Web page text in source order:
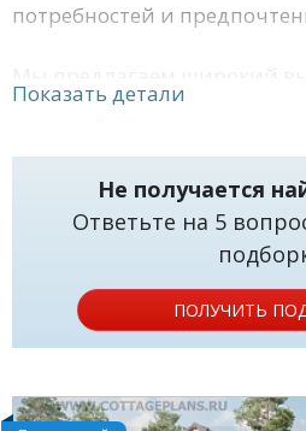
потребностей и
вы могли найти идеальное
себе функциональность и
позволяет создать
не только удобным, но и
Кроме того, наши проекты
санузлом в спальне
приватность. Спальня с
себя более комфортно и
Показать детали
Не получается
Ответьте на 5
ПОЛУЧИТЬ